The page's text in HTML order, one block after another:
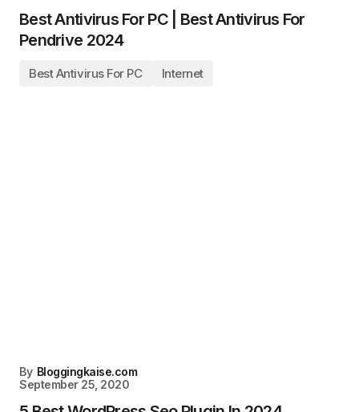
Best Antivirus For PC | Best Antivirus For
Pendrive 2024
Best Antivirus For PC Internet
By Bloggingkaise.com
September 25, 2020